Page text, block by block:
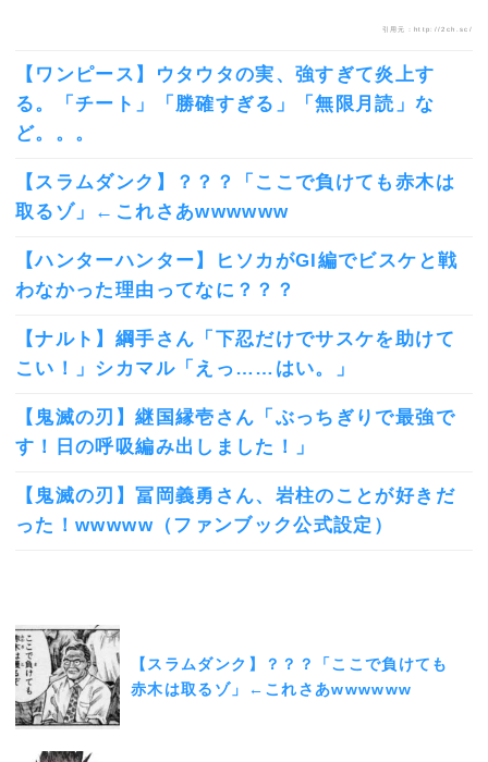
引用元：http://2ch.sc/
【ワンピース】ウタウタの実、強すぎて炎上す
る。「チート」「勝確すぎる」「無限月読」な
ど。。。
【スラムダンク】？？？「ここで負けても赤木は
取るゾ」←これさあwwwwww
【ハンターハンター】ヒソカがGI編でビスケと戦
わなかった理由ってなに？？？
【ナルト】綱手さん「下忍だけでサスケを助けて
こい！」シカマル「えっ……はい。」
【鬼滅の刃】継国縁壱さん「ぶっちぎりで最強で
す！日の呼吸編み出しました！」
【鬼滅の刃】冨岡義勇さん、岩柱のことが好きだ
った！wwwww（ファンブック公式設定）
【スラムダンク】？？？「ここで負けても
赤木は取るゾ」←これさあwwwwww